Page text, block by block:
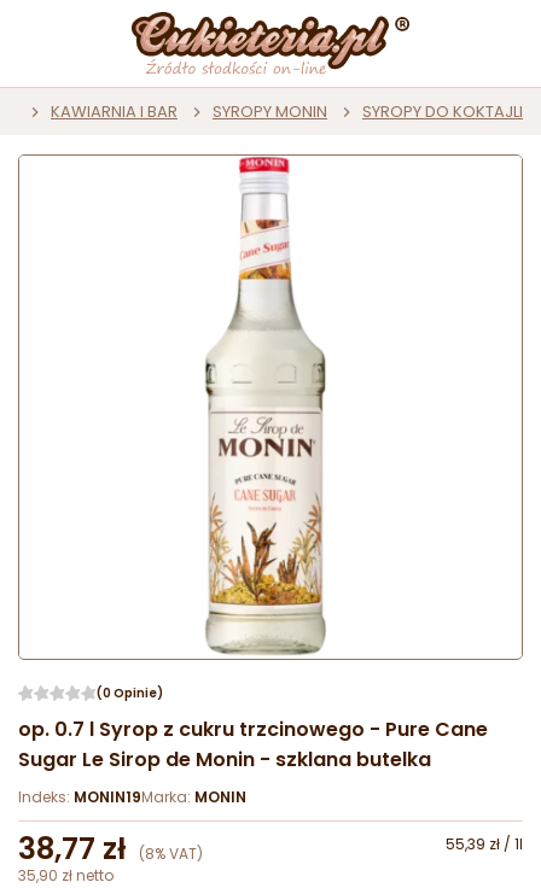
KAWIARNIA I BAR SYROPY MONIN SYROPY DO KOKTAJLI
(0 Opinie)
op. 0.7 l Syrop z cukru trzcinowego - Pure Cane
Sugar Le Sirop de Monin - szklana butelka
Indeks: MONIN19Marka: MONIN
38,77 zł (8% VAT)
55,39 zł / 1l
35,90 zł netto